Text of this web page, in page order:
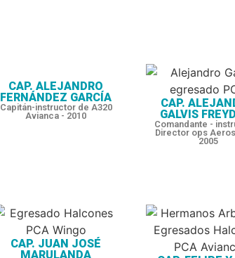
CAP. ALEJANDRO
FERNÁNDEZ GARCÍA
Capitán-instructor de A320
Avianca - 2010
CAP.
GALVIS
Comandante -
Director ops
2005
CAP. JUAN JOSÉ
MARULANDA